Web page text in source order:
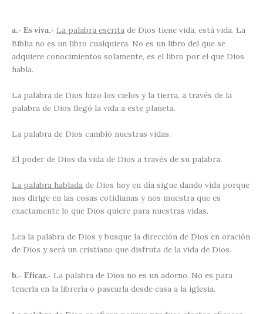
a.- Es viva.- La palabra escrita de Dios tiene vida, está vida. La
Biblia no es un libro cualquiera. No es un libro del que se
adquiere conocimientos solamente, es el libro por el que Dios
habla.
La palabra de Dios hizo los cielos y la tierra, a través de la
palabra de Dios llegó la vida a este planeta.
La palabra de Dios cambió nuestras vidas.
El poder de Dios da vida de Dios a través de su palabra.
La palabra hablada de Dios hoy en día sigue dando vida porque
nos dirige en las cosas cotidianas y nos muestra que es
exactamente lo que Dios quiere para nuestras vidas.
Lea la palabra de Dios y busque la dirección de Dios en oración
de Dios y será un cristiano que disfruta de la vida de Dios.
b.- Eficaz.- La palabra de Dios no es un adorno. No es para
tenerla en la librería o pasearla desde casa a la iglesia.